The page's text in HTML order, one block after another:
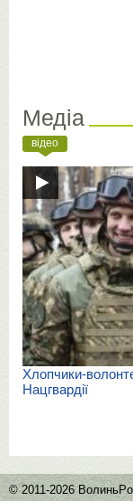
Медіа
відео
Хлопчики-
Нацгвардії
© 2011-2026